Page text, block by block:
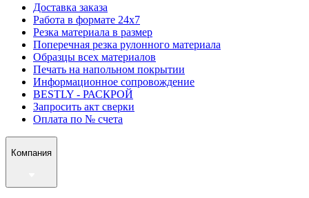
Доставка заказа
Работа в формате 24х7
Резка материала в размер
Поперечная резка рулонного материала
Образцы всех материалов
Печать на напольном покрытии
Информационное сопровождение
BESTLY - РАСКРОЙ
Запросить акт сверки
Оплата по № счета
Компания